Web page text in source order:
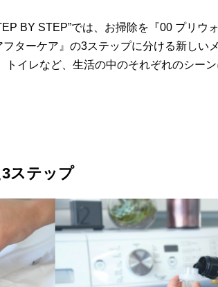
BY STEP”では、お掃除を『00 プリウォ
フターケア』の3ステップに分ける新しい
イレなど、生活の中のそれぞれのシー
ステップ